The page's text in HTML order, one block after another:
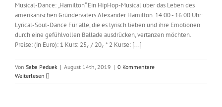
Musical-Dance: „Hamilton“ Ein HipHop-Musical über das Leben des
amerikanischen Gründervaters Alexander Hamilton. 14:00 - 16:00 Uhr:
Lyrical-Soul-Dance Für alle, die es lyrisch lieben und ihre Emotionen
durch eine gefühlvollen Ballade ausdrücken, vertanzen möchten.
Preise: (in Euro): 1 Kurs: 25,- / 20,- * 2 Kurse: [...]
Von Saba Peduek | August 14th, 2019 | 0 Kommentare
Weiterlesen